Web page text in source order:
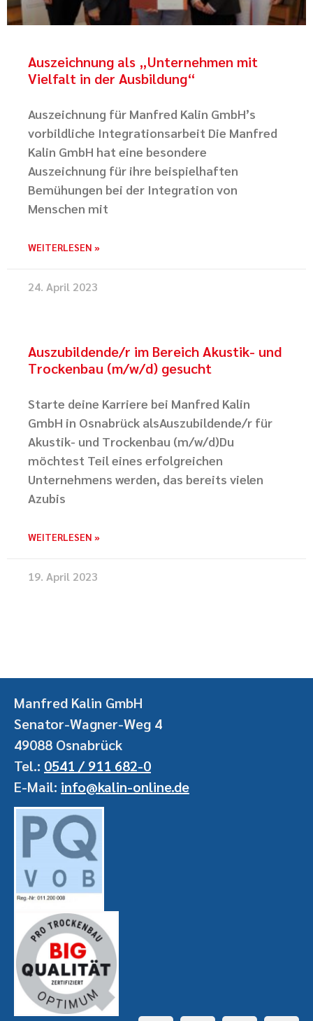
Auszeichnung als „Unternehmen mit
Vielfalt in der Ausbildung“
Auszeichnung für Manfred Kalin GmbH’s
vorbildliche Integrationsarbeit Die Manfred
Kalin GmbH hat eine besondere
Auszeichnung für ihre beispielhaften
Bemühungen bei der Integration von
Menschen mit
WEITERLESEN »
24. April 2023
Auszubildende/r im Bereich Akustik- und
Trockenbau (m/w/d) gesucht
Starte deine Karriere bei Manfred Kalin
GmbH in Osnabrück alsAuszubildende/r für
Akustik- und Trockenbau (m/w/d)Du
möchtest Teil eines erfolgreichen
Unternehmens werden, das bereits vielen
Azubis
WEITERLESEN »
19. April 2023
Manfred Kalin GmbH
Senator-Wagner-Weg 4
49088 Osnabrück
Tel.: 0541 / 911 682-0
E-Mail: info@kalin-online.de